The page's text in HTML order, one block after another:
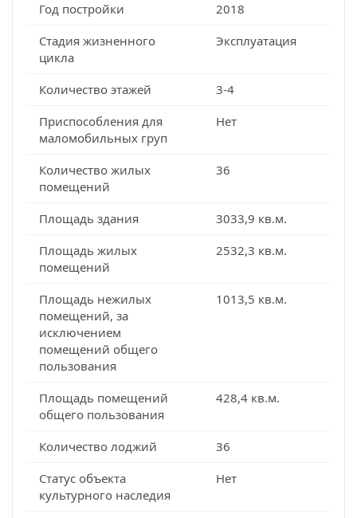
Год постройки
2018
Стадия жизненного
цикла
Эксплуатация
Количество этажей
3-4
Приспособления для
маломобильных груп
Нет
Количество жилых
помещений
36
Площадь здания
3033,9 кв.м.
Площадь жилых
помещений
2532,3 кв.м.
Площадь нежилых
помещений, за
исключением
помещений общего
пользования
1013,5 кв.м.
Площадь помещений
общего пользования
428,4 кв.м.
Количество лоджий
36
Статус объекта
культурного наследия
Нет